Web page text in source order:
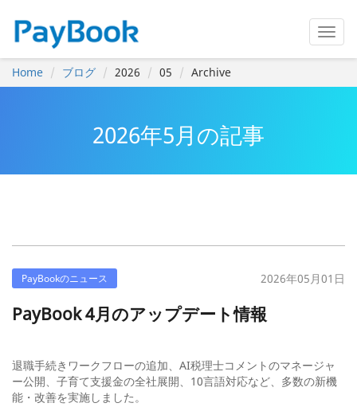
Home ブログ 2026 05 Archive
2026年5月の記事
PayBookのニュース 2026年05月01日
PayBook 4月のアップデート情報
退職手続きワークフローの追加、AI税理士コメントのマネージャ
ー公開、子育て支援金の全社展開、10言語対応など、多数の新機
能・改善を実施しました。